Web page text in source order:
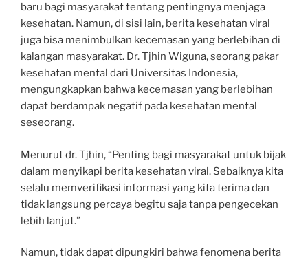
baru bagi masyarakat tentang pentingnya menjaga
kesehatan. Namun, di sisi lain, berita kesehatan viral
juga bisa menimbulkan kecemasan yang berlebihan di
kalangan masyarakat. Dr. Tjhin Wiguna, seorang pakar
kesehatan mental dari Universitas Indonesia,
mengungkapkan bahwa kecemasan yang berlebihan
dapat berdampak negatif pada kesehatan mental
seseorang.
Menurut dr. Tjhin, “Penting bagi masyarakat untuk bijak
dalam menyikapi berita kesehatan viral. Sebaiknya kita
selalu memverifikasi informasi yang kita terima dan
tidak langsung percaya begitu saja tanpa pengecekan
lebih lanjut.”
Namun, tidak dapat dipungkiri bahwa fenomena berita